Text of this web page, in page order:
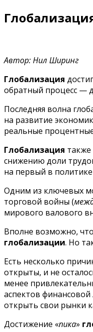
Автор: Нил Ширинг
Глобализация
обратный процесс —
Последняя волна
на развитие
реальные
Глобализация
снижению доли
на первый в
Одним из ключевых
торговой войны (
мирового валового
Вполне возможно,
глобализации. Но
Есть несколько
открыты, и не
менее
аспектов
открыть свои рынки
Достижение «пика»